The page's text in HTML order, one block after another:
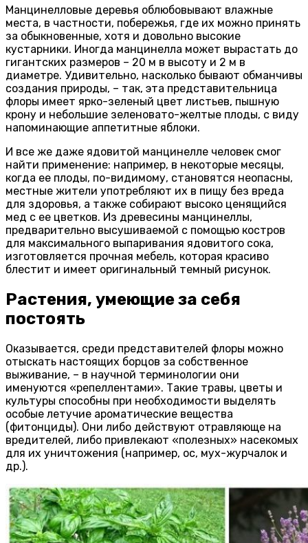
Манцинелловые деревья облюбовывают влажные
места, в частности, побережья, где их можно принять
за обыкновенные, хотя и довольно высокие
кустарники. Иногда манцинелла может вырастать до
гигантских размеров – 20 м в высоту и 2 м в
диаметре. Удивительно, насколько бывают обманчивы
создания природы, – так, эта представительница
флоры имеет ярко-зеленый цвет листьев, пышную
крону и небольшие зеленовато-желтые плоды, с виду
напоминающие аппетитные яблоки.
И все же даже ядовитой манцинелле человек смог
найти применение: например, в некоторые месяцы,
когда ее плоды, по-видимому, становятся неопасны,
местные жители употребляют их в пищу без вреда
для здоровья, а также собирают высоко ценящийся
мед с ее цветков. Из древесины манцинеллы,
предварительно высушиваемой с помощью костров
для максимального выпаривания ядовитого сока,
изготовляется прочная мебель, которая красиво
блестит и имеет оригинальный темный рисунок.
Растения, умеющие за себя
постоять
Оказывается, среди представителей флоры можно
отыскать настоящих борцов за собственное
выживание, – в научной терминологии они
именуются «репеллентами». Такие травы, цветы и
культуры способны при необходимости выделять
особые летучие ароматические вещества
(фитонциды). Они либо действуют отравляюще на
вредителей, либо привлекают «полезных» насекомых
для их уничтожения (например, ос, мух-журчалок и
др.).